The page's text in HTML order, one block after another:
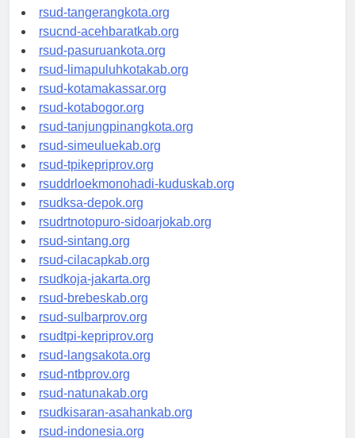
rsud-kotabekasi.org
rsud-tangerangkota.org
rsucnd-acehbaratkab.org
rsud-pasuruankota.org
rsud-limapuluhkotakab.org
rsud-kotamakassar.org
rsud-kotabogor.org
rsud-tanjungpinangkota.org
rsud-simeuluekab.org
rsud-tpikepriprov.org
rsuddrloekmonohadi-kuduskab.org
rsudksa-depok.org
rsudrtnotopuro-sidoarjokab.org
rsud-sintang.org
rsud-cilacapkab.org
rsudkoja-jakarta.org
rsud-brebeskab.org
rsud-sulbarprov.org
rsudtpi-kepriprov.org
rsud-langsakota.org
rsud-ntbprov.org
rsud-natunakab.org
rsudkisaran-asahankab.org